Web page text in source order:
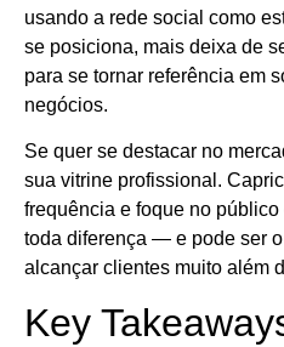
usando a rede social como
se posiciona, mais deixa de
para se tornar referência em
negócios.
Se quer se destacar no
sua vitrine profissional.
frequência e foque no
toda diferença — e pode ser
alcançar clientes muito além
Key